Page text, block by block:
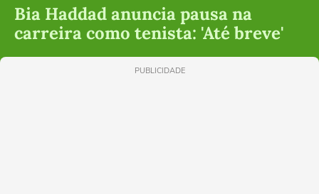
Bia Haddad anuncia pausa na
carreira como tenista: 'Até breve'
PUBLICIDADE